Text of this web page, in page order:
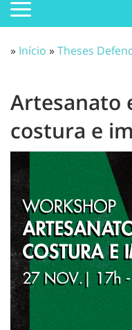
» Início »Theses
Artesanato
costura e